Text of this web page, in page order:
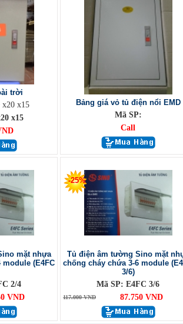
trời
x20 x15
x15
Bảng giá vỏ tủ điện nổi EMD
Mã SP:
Call
mặt nhựa
(E4FC
2/4
VND
-25%
Tủ điện âm tường Sino mặt
chống cháy chứa 3-6 module
3/6)
Mã SP: E4FC 3/6
117.000 VND 87.750 VND